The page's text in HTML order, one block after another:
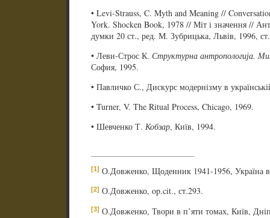
• Levi-Strauss, C. Myth and Meaning //
York. Shocken Book, 1978 // Міт і значення //
думки 20 ст., ред. М. Зубрицька, Львів, 1996,
• Леви-Строс К. Структурна антропологија.
София, 1995.
• Павличко С., Дискурс модернізму в
• Turner, V. The Ritual Process, Chicago, 1969.
• Шевченко Т. Кобзар, Київ, 1994.
[1] О.Довженко, Щоденник 1941-1956, Україна в
[2] О.Довженко, op.cit., ст.293.
[3] О.Довженко, Твори в п’яти томах, Київ,